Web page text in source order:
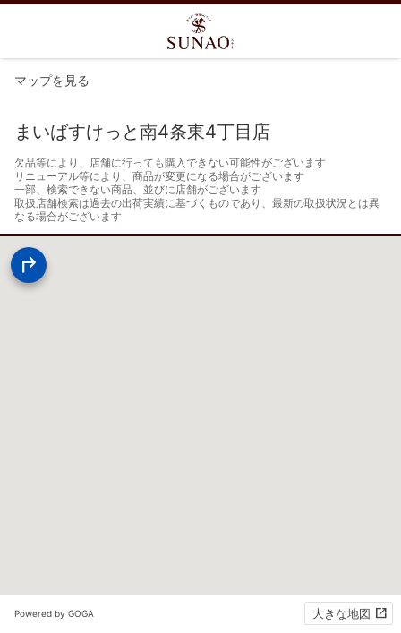
マップを見る
まいばすけっと南4条東4丁目店
欠品等により、店舗に行っても購入できない可能性がございます
リニューアル等により、商品が変更になる場合がございます
一部、検索できない商品、並びに店舗がございます
取扱店舗検索は過去の出荷実績に基づくものであり、最新の取扱状況とは異
なる場合がございます
Powered by GOGA 大きな地図